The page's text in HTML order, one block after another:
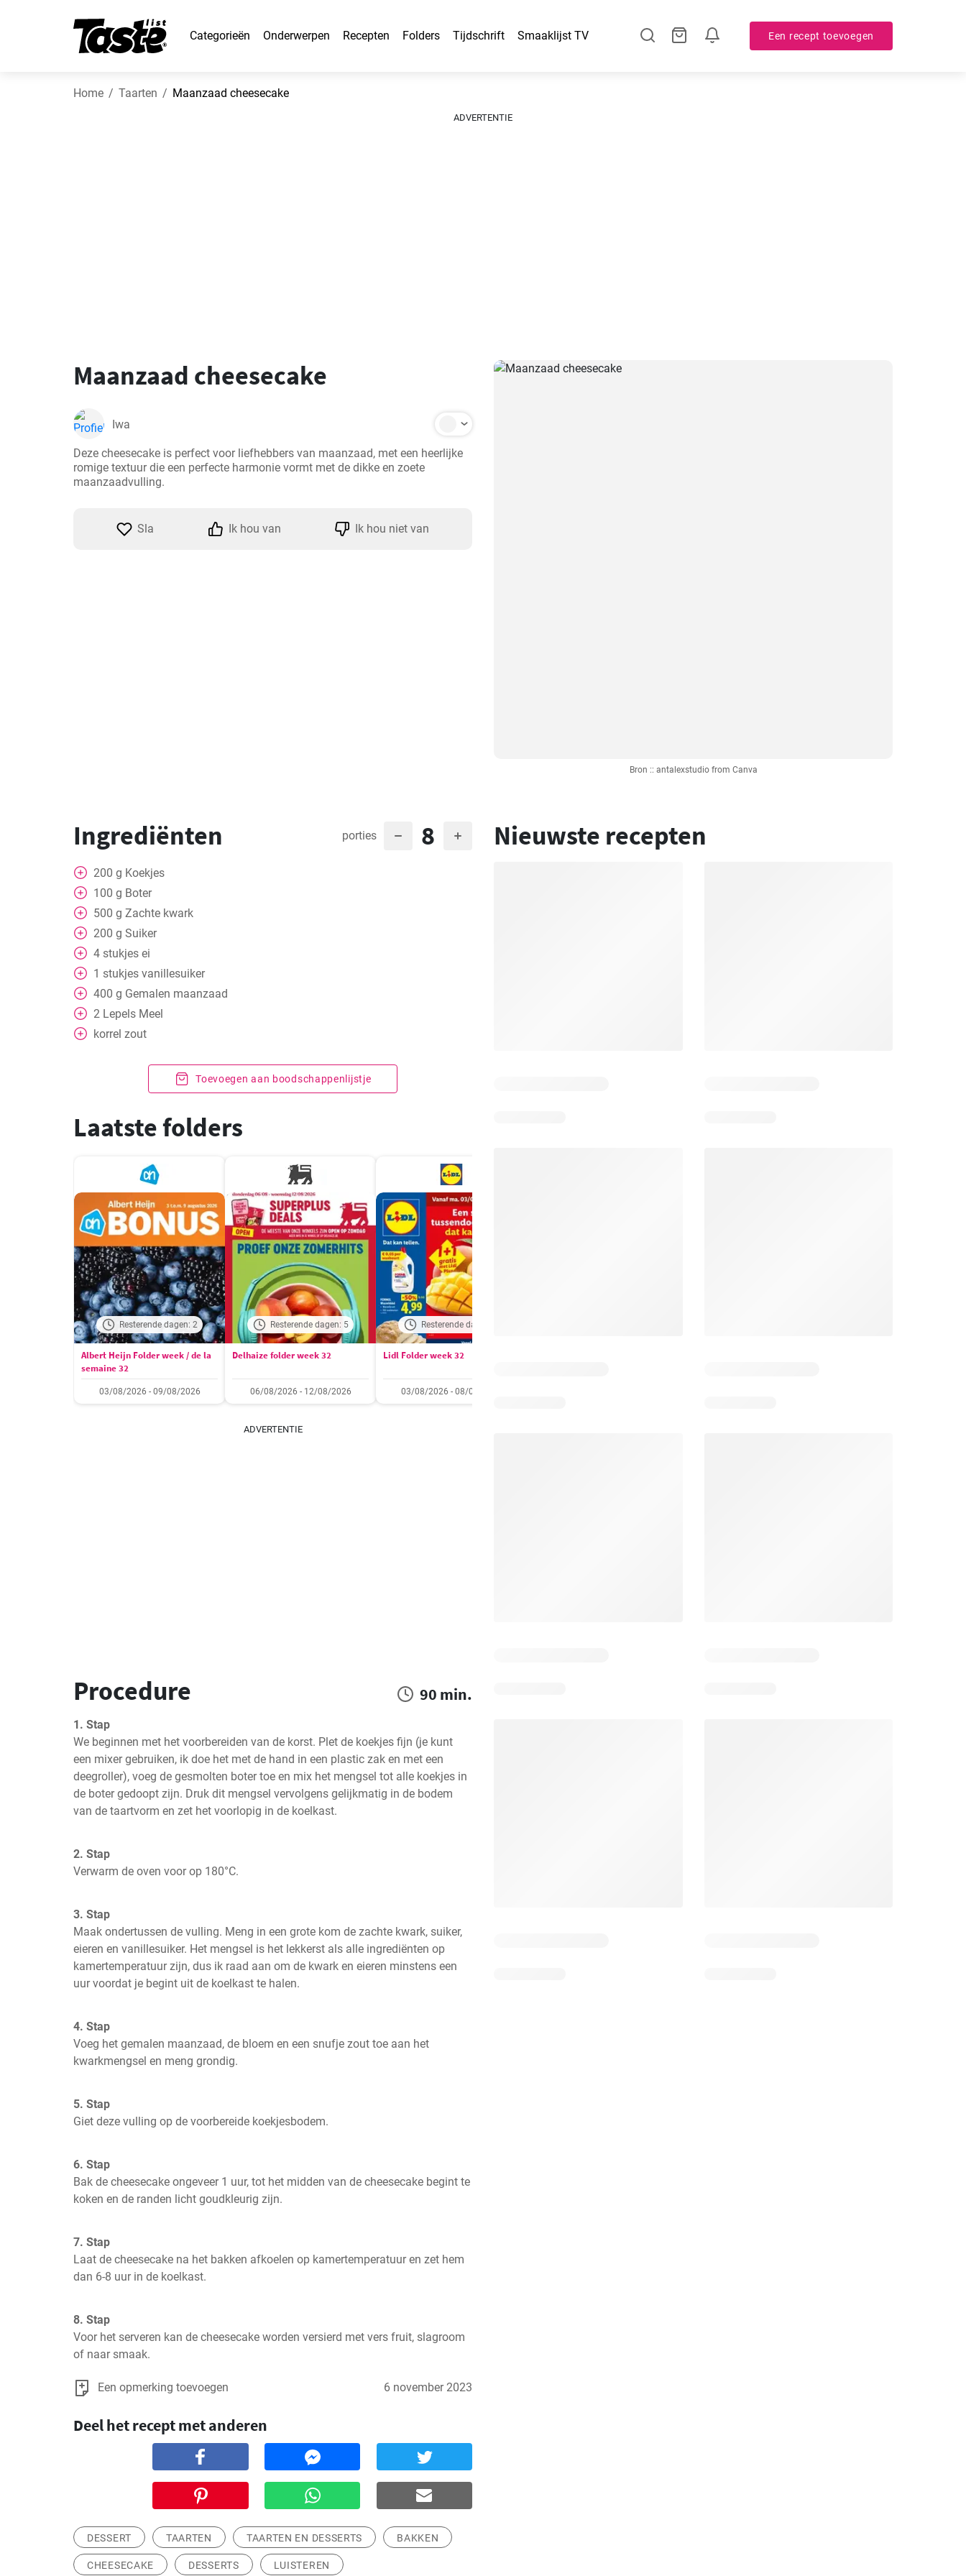
Categorieën Onderwerpen Recepten Folders Tijdschrift Smaaklijst TV Een recept toevoegen
Home Taarten Maanzaad cheesecake
ADVERTENTIE
Bron :: antalexstudio from Canva
Maanzaad cheesecake
Iwa
Deze cheesecake is perfect voor liefhebbers van maanzaad, met een heerlijke
romige textuur die een perfecte harmonie vormt met de dikke en zoete
maanzaadvulling.
Sla Ik hou van Ik hou niet van
Ingrediënten porties 8
200 g Koekjes
100 g Boter
500 g Zachte kwark
200 g Suiker
4 stukjes ei
1 stukjes vanillesuiker
400 g Gemalen maanzaad
2 Lepels Meel
korrel zout
Toevoegen aan boodschappenlijstje
Laatste folders
Resterende dagen: 2
Albert Heijn Folder week / de la
semaine 32
03/08/2026 - 09/08/2026
Resterende dagen: 5
Delhaize folder week 32
06/08/2026 - 12/08/2026
Resterende dagen: 1
Lidl Folder week 32
03/08/2026 - 08/08/2026
ADVERTENTIE
Procedure 90 min.
1. Stap
We beginnen met het voorbereiden van de korst. Plet de koekjes fijn (je kunt
een mixer gebruiken, ik doe het met de hand in een plastic zak en met een
deegroller), voeg de gesmolten boter toe en mix het mengsel tot alle koekjes in
de boter gedoopt zijn. Druk dit mengsel vervolgens gelijkmatig in de bodem
van de taartvorm en zet het voorlopig in de koelkast.
2. Stap
Verwarm de oven voor op 180°C.
3. Stap
Maak ondertussen de vulling. Meng in een grote kom de zachte kwark, suiker,
eieren en vanillesuiker. Het mengsel is het lekkerst als alle ingrediënten op
kamertemperatuur zijn, dus ik raad aan om de kwark en eieren minstens een
uur voordat je begint uit de koelkast te halen.
4. Stap
Voeg het gemalen maanzaad, de bloem en een snufje zout toe aan het
kwarkmengsel en meng grondig.
5. Stap
Giet deze vulling op de voorbereide koekjesbodem.
6. Stap
Bak de cheesecake ongeveer 1 uur, tot het midden van de cheesecake begint te
koken en de randen licht goudkleurig zijn.
7. Stap
Laat de cheesecake na het bakken afkoelen op kamertemperatuur en zet hem
dan 6-8 uur in de koelkast.
8. Stap
Voor het serveren kan de cheesecake worden versierd met vers fruit, slagroom
of naar smaak.
Een opmerking toevoegen 6 november 2023
Deel het recept met anderen
DESSERT TAARTEN TAARTEN EN DESSERTS BAKKEN
CHEESECAKE DESSERTS LUISTEREN
Nieuwste recepten